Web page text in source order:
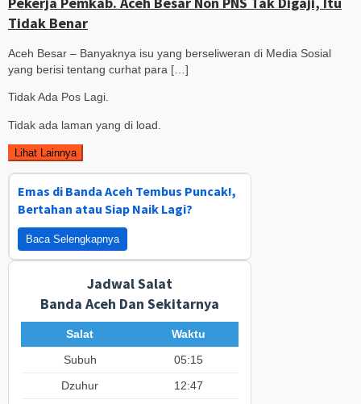
Tidak Benar
Aceh Besar – Banyaknya isu yang berseliweran di Media Sosial
yang berisi tentang curhat para […]
Tidak Ada Pos Lagi.
Tidak ada laman yang di load.
Lihat Lainnya
Emas di Banda Aceh Tembus Puncak!,
Bertahan atau Siap Naik Lagi?
Baca Selengkapnya
Jadwal Salat
Banda Aceh Dan Sekitarnya
Salat
Waktu
Subuh
05:15
Dzuhur
12:47